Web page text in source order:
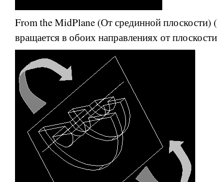
From the MidPlane(От срединной плоскости)
вращается в обоих направлениях от